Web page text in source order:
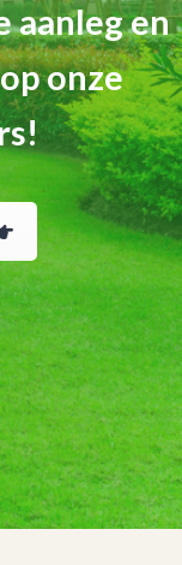
aanleg en
onze